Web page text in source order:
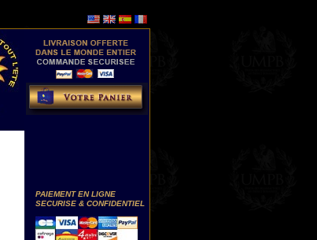
PAIEMENT EN LIGNE
SECURISE & CONFIDENTIEL